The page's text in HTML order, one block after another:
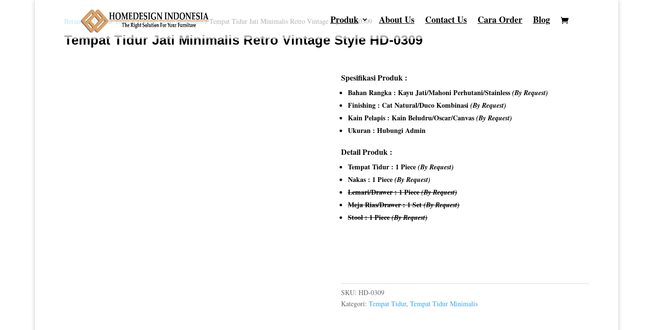
Produk About Us Contact Us Cara Order Blog
Beranda/Tempat Tidur/Tempat Tidur Minimalis/ Tempat Tidur Jati Minimalis Retro Vintage Style HD-0309
Tempat Tidur Jati Minimalis Retro Vintage Style HD-0309
Spesifikasi Produk :
Bahan Rangka : Kayu Jati/Mahoni Perhutani/Stainless (By Request)
Finishing : Cat Natural/Duco Kombinasi (By Request)
Kain Pelapis : Kain Beludru/Oscar/Canvas (By Request)
Ukuran : Hubungi Admin
Detail Produk :
Tempat Tidur : 1 Piece (By Request)
Nakas : 1 Piece (By Request)
Lemari/Drawer : 1 Piece(By Request)
Meja Rias/Drawer : 1 Set(By Request)
Stool : 1 Piece(By Request)
SKU: HD-0309
Kategori: Tempat Tidur, Tempat Tidur Minimalis